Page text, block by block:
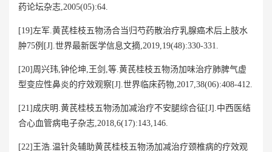
药论坛杂志,2005(05):64.
[19]左军.黄芪桂枝五物汤合当归芍药散治疗乳腺癌术后上肢水
肿75例[J].世界最新医学信息文摘,2019,19(48):330-331.
[20]周兴玮,钟伦坤,王剑,等.黄芪桂枝五物汤加味治疗肺脾气虚
型变应性鼻炎的疗效观察[J].世界临床药物,2017,38(06):408-412.
[21]成庆明.黄芪桂枝五物汤加减治疗不安腿综合征[J].中西医结
合心血管病电子杂志,2018,6(17):143,146.
[22]王浩.温针灸辅助黄芪桂枝五物汤加减治疗颈椎病的疗效观